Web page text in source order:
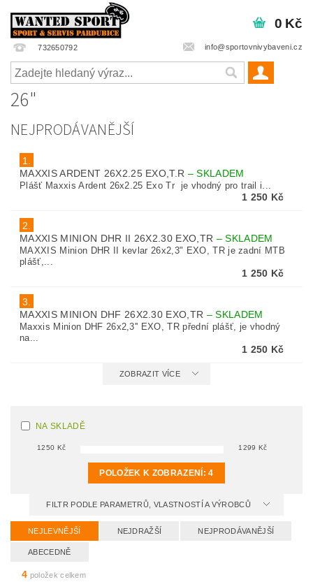
732650792 info@sportovnivybaveni.cz
0 Kč
26"
NEJPRODÁVANĚJŠÍ
1.
MAXXIS ARDENT 26X2.25 EXO,T.R –SKLADEM
Plášť Maxxis Ardent 26x2.25 Exo Tr je vhodný pro trail i...
1 250 Kč
2.
MAXXIS MINION DHR II 26X2.30 EXO,TR –SKLADEM
MAXXIS Minion DHR II kevlar 26x2,3" EXO, TR je zadní MTB
plášť,...
1 250 Kč
3.
MAXXIS MINION DHF 26X2.30 EXO,TR –SKLADEM
Maxxis Minion DHF 26x2,3'' EXO, TR přední plášť, je vhodný
na...
1 250 Kč
ZOBRAZIT VÍCE
NA SKLADĚ
1250 Kč 1299 Kč
POLOŽEK K ZOBRAZENÍ:4
FILTR PODLE PARAMETRŮ, VLASTNOSTÍ A VÝROBCŮ
NEJLEVNĚJŠÍ NEJDRAŽŠÍ NEJPRODÁVANĚJŠÍ
ABECEDNĚ
4 položek celkem